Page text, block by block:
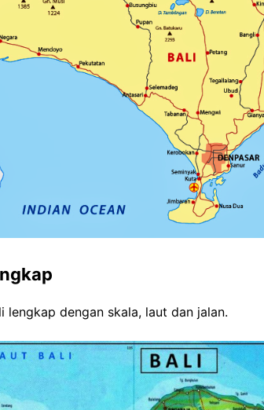
lengkap dengan skala, laut dan jalan.